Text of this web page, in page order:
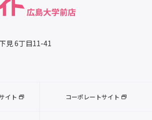
見 6丁目11-41
イト コーポレートサイト